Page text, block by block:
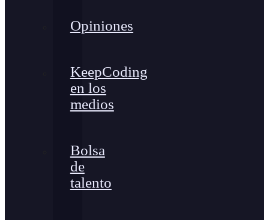
Opiniones
KeepCoding
en los
medios
Bolsa
de
talento